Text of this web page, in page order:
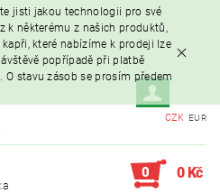
jisti jakou technologii pro své
k některému z našich produktů,
které nabízíme k prodeji lze
popřípadě při platbě
O stavu zásob se prosím předem
CZK EUR
0 0 Kč